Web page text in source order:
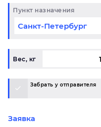
Пункт назначения
Вес, кг
Забрать у отправителя
Заявка